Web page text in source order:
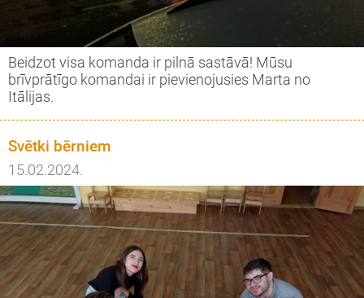
Beidzot visa komanda ir pilnā sastāvā! Mūsu
brīvprātīgo komandai ir pievienojusies Marta no
Itālijas.
Svētki bērniem
15.02.2024.